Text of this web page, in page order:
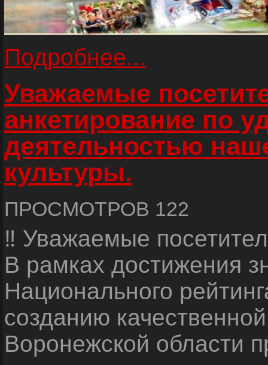
Подробнее...
Уважаемые
анкетирование по
деятельностью
культуры.
ПРОСМОТРОВ 122
‼ Уважаемые
В рамках достижения
Национального
созданию
Воронежской области